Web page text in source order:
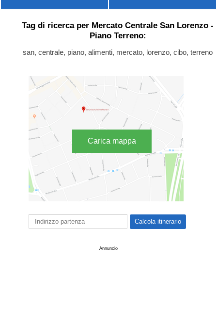
Tag di ricerca per Mercato Centrale San Lorenzo -
Piano Terreno:
san, centrale, piano, alimenti, mercato, lorenzo, cibo, terreno
Carica mappa
Annuncio